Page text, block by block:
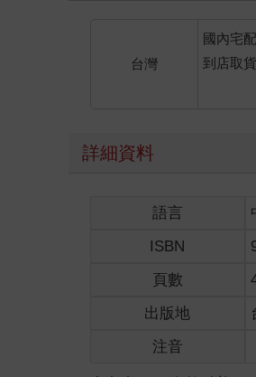
台灣
國內宅
到店取貨
詳細資料
語言
ISBN
頁數
出版地
注音